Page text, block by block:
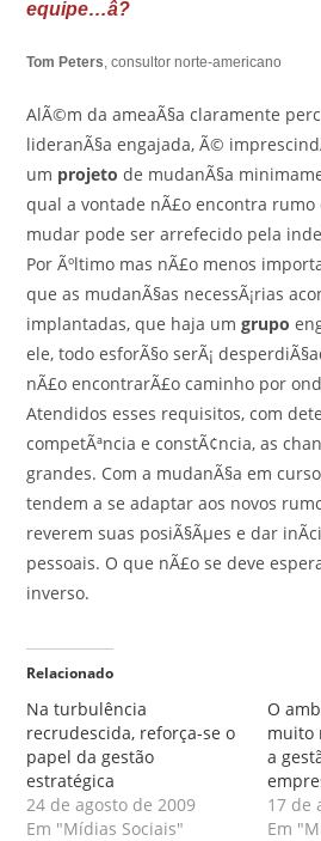
equipe…â?
Tom Peters, consultor norte-americano
AlÃ©m da ameaÃ§a claramente
lideranÃ§a engajada, Ã©
um projeto de mudanÃ§a
qual a vontade nÃ£o encontra
mudar pode ser arrefecido pela
Por Ãºltimo mas nÃ£o menos
que as mudanÃ§as necessÃ¡rias
implantadas, que haja umgrupo
ele, todo esforÃ§o serÃ¡
nÃ£o encontrarÃ£o caminho por
Atendidos esses requisitos, com
competÃªncia e constÃ¢ncia, as
grandes. Com a mudanÃ§a em
tendem a se adaptar aos novos
reverem suas posiÃ§Ãµes e dar
pessoais. O que nÃ£o se deve
inverso.
Relacionado
Na turbulência
recrudescida, reforça-se o
papel da gestão
estratégica
24 de agosto de 2009
Em "Mídias Sociais"
O
muito
a
17 de
Em